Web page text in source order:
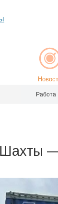
Работа
—